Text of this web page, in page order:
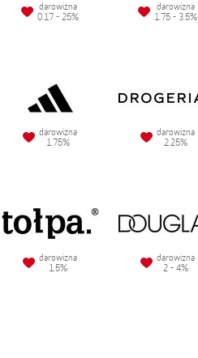
darowizna
0.17 - 25%
darowizna
1.75 - 3.5%
darowizna
1.75%
darowizna
2.25%
darowizna
1.5%
darowizna
2 - 4%